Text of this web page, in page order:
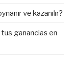
ve kazanılır?
ganancias en